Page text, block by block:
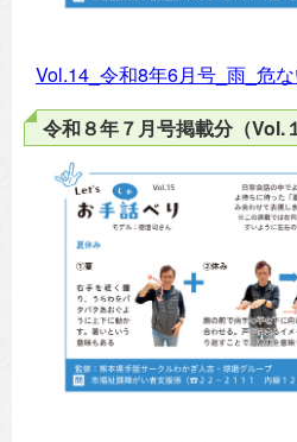
Vol.14_令和8年6月号_雨_危
令和８年７月号掲載分（